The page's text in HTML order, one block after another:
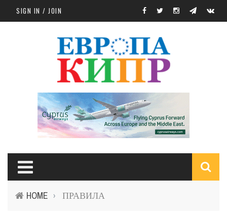
Skip to main content
SIGN IN / JOIN
HOME › ПРАВИЛА